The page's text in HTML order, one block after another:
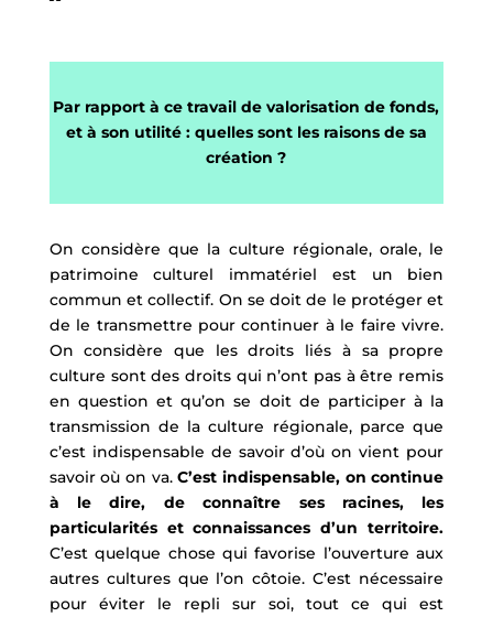
Par rapport à ce travail de valorisation de fonds,
et à son utilité : quelles sont les raisons de sa
création ?
On considère que la culture régionale, orale, le
patrimoine culturel immatériel est un bien
commun et collectif. On se doit de le protéger et
de le transmettre pour continuer à le faire vivre.
On considère que les droits liés à sa propre
culture sont des droits qui n’ont pas à être remis
en question et qu’on se doit de participer à la
transmission de la culture régionale, parce que
c’est indispensable de savoir d’où on vient pour
savoir où on va.C’est indispensable, on continue
à le dire, de connaître ses racines, les
particularités et connaissances d’un territoire.
C’est quelque chose qui favorise l’ouverture aux
autres cultures que l’on côtoie. C’est nécessaire
pour éviter le repli sur soi, tout ce qui est